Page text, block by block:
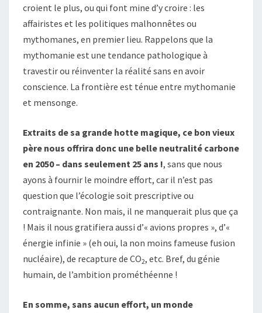
croient le plus, ou qui font mine d’y croire : les
affairistes et les politiques malhonnêtes ou
mythomanes, en premier lieu. Rappelons que la
mythomanie est une tendance pathologique à
travestir ou réinventer la réalité sans en avoir
conscience. La frontière est ténue entre mythomanie
et mensonge.
Extraits de sa grande hotte magique, ce bon vieux
père nous offrira donc une belle neutralité carbone
en 2050 – dans seulement 25 ans !, sans que nous
ayons à fournir le moindre effort, car il n’est pas
question que l’écologie soit prescriptive ou
contraignante. Non mais, il ne manquerait plus que ça
! Mais il nous gratifiera aussi d’« avions propres », d’«
énergie infinie » (eh oui, la non moins fameuse fusion
nucléaire), de recapture de CO2, etc. Bref, du génie
humain, de l’ambition prométhéenne !
En somme, sans aucun effort, un monde